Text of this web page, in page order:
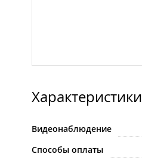
Характеристики
Видеонаблюдение
Способы оплаты